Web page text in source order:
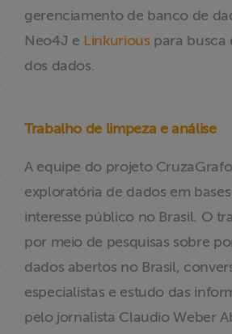
gerenciamento de banco de
Neo4J e Linkuriouspara busca
dos dados.
Trabalho de limpeza e análise
A equipe do projeto
exploratória de dados em
interesse público no Brasil. O
por meio de pesquisas sobre
dados abertos no Brasil,
especialistas e estudo das
pelo jornalista Claudio Weber